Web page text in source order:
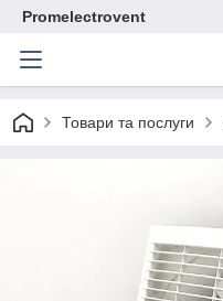
Promelectrovent
Товари та послуги